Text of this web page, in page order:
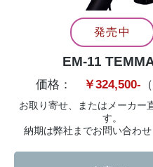
発売中
EM-11
​価格： ￥324,500-
お取り寄せ、またはメーカー
す。
納期は弊社までお問い合わせ